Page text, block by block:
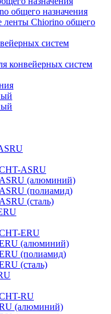
общего назначения
ленты Chiorino общего
систем
конвейерных систем
ASRU
(алюминий)
(полиамид)
(сталь)
ERU
(алюминий)
(полиамид)
(сталь)
RU
(алюминий)